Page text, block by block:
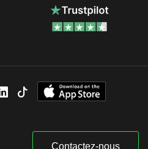
Contactez-nous